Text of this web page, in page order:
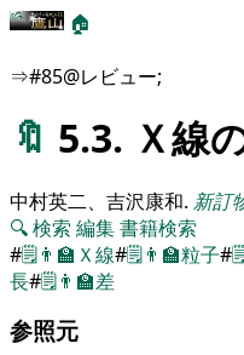
🏠
⇒#85@レビュー;
🔖 5.3. Ｘ線
中村英二、吉沢康和. 新訂
🔍検索 編集書籍検索
#🗒️👨‍🏫 Ｘ線#🗒️👨‍🏫粒子#
長#🗒️👨‍🏫差
参照元